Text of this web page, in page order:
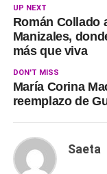
UP NEXT
Román Collado
Manizales,
más que viva
DON'T MISS
María Corina
reemplazo de
Saeta